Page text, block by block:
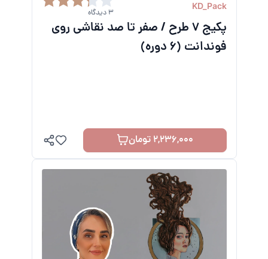
KD_Pack
3 دیدگاه
پکیج 7 طرح / صفر تا صد نقاشی روی
فوندانت (6 دوره)
2,236,000 تومان